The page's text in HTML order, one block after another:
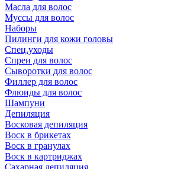
Масла для волос
Муссы для волос
Наборы
Пилинги для кожи головы
Спец.уходы
Спреи для волос
Сыворотки для волос
Филлер для волос
Флюиды для волос
Шампуни
Депиляция
Восковая депиляция
Воск в брикетах
Воск в гранулах
Воск в картриджах
Сахарная депиляция